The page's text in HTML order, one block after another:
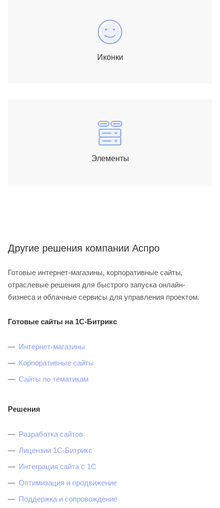
Иконки
Элементы
Другие решения компании Аспро
Готовые интернет-магазины, корпоративные сайты,
отраслевые решения для быстрого запуска онлайн-
бизнеса и облачные сервисы для управления проектом.
Готовые сайты на 1С-Битрикс
Интернет-магазины
Корпоративные сайты
Сайты по тематикам
Решения
Разработка сайтов
Лицензии 1С-Битрикс
Интеграция сайта с 1С
Оптимизация и продвижение
Поддержка и сопровождение